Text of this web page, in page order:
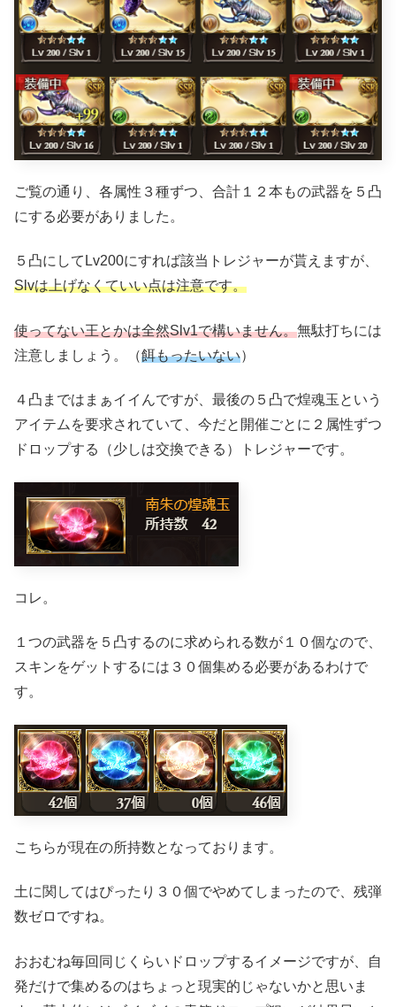
ご覧の通り、各属性３種ずつ、合計１２本もの武器を５凸
にする必要がありました。
５凸にしてLv200にすれば該当トレジャーが貰えますが、
Slvは上げなくていい点は注意です。
使ってない王とかは全然Slv1で構いません。無駄打ちには
注意しましょう。（餌もったいない）
４凸まではまぁイイんですが、最後の５凸で煌魂玉という
アイテムを要求されていて、今だと開催ごとに２属性ずつ
ドロップする（少しは交換できる）トレジャーです。
コレ。
１つの武器を５凸するのに求められる数が１０個なので、
スキンをゲットするには３０個集める必要があるわけで
す。
こちらが現在の所持数となっております。
土に関してはぴったり３０個でやめてしまったので、残弾
数ゼロですね。
おおむね毎回同じくらいドロップするイメージですが、自
発だけで集めるのはちょっと現実的じゃないかと思いま